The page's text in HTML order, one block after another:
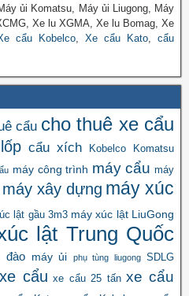
ủi Komatsu, Máy ủi Liugong, Máy
Xe lu XGMA, Xe lu Bomag, Xe
cẩu Kobelco Xe cẩu Kato
cẩu
cẩu cho thuê xe cẩu
cẩu xích Kobelco Komatsu
máy công trình máy cẩu máy
máy xây dựng máy xúc
lật gầu 3m3 máy xúc lật LiuGong
lật Trung Quốc
đào máy ủi phụ tùng liugong SDLG
xe cẩu xe cẩu 25 tấn xe cẩu